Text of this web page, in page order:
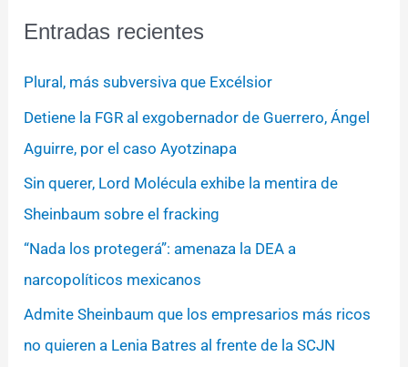
Entradas recientes
Plural, más subversiva que Excélsior
Detiene la FGR al exgobernador de Guerrero, Ángel
Aguirre, por el caso Ayotzinapa
Sin querer, Lord Molécula exhibe la mentira de
Sheinbaum sobre el fracking
“Nada los protegerá”: amenaza la DEA a
narcopolíticos mexicanos
Admite Sheinbaum que los empresarios más ricos
no quieren a Lenia Batres al frente de la SCJN